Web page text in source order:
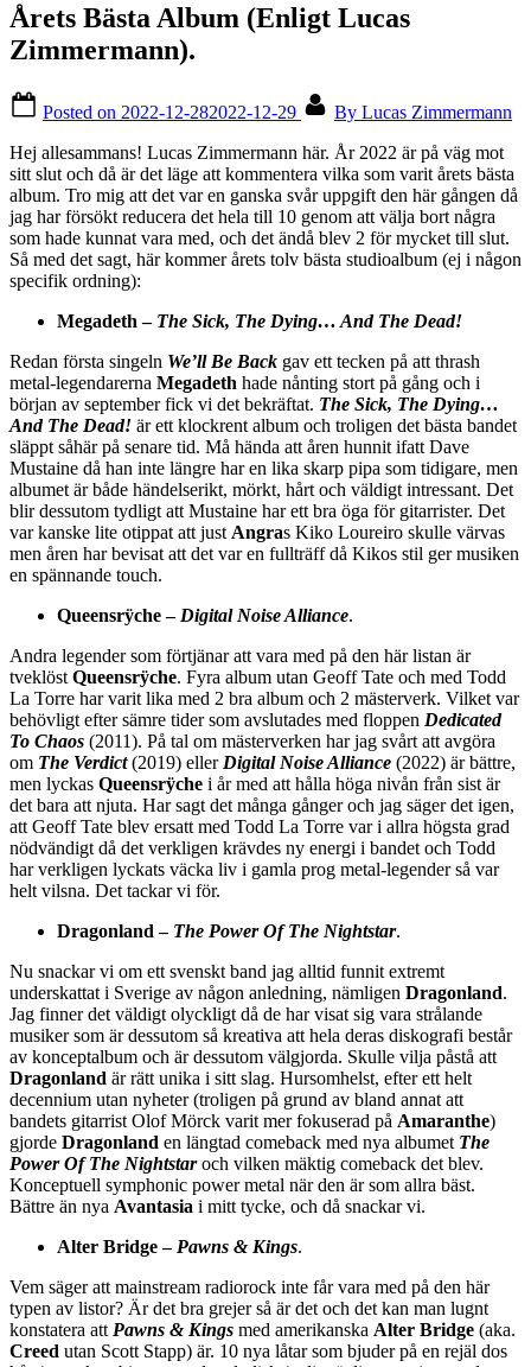
Årets Bästa Album (Enligt Lucas
Zimmermann).
Posted on 2022-12-282022-12-29 By Lucas Zimmermann
Hej allesammans! Lucas Zimmermann här. År 2022 är på väg mot
sitt slut och då är det läge att kommentera vilka som varit årets bästa
album. Tro mig att det var en ganska svår uppgift den här gången då
jag har försökt reducera det hela till 10 genom att välja bort några
som hade kunnat vara med, och det ändå blev 2 för mycket till slut.
Så med det sagt, här kommer årets tolv bästa studioalbum (ej i någon
specifik ordning):
Megadeth – The Sick, The Dying… And The Dead!
Redan första singeln We’ll Be Back gav ett tecken på att thrash
metal-legendarerna Megadeth hade nånting stort på gång och i
början av september fick vi det bekräftat. The Sick, The Dying…
And The Dead! är ett klockrent album och troligen det bästa bandet
släppt såhär på senare tid. Må hända att åren hunnit ifatt Dave
Mustaine då han inte längre har en lika skarp pipa som tidigare, men
albumet är både händelserikt, mörkt, hårt och väldigt intressant. Det
blir dessutom tydligt att Mustaine har ett bra öga för gitarrister. Det
var kanske lite otippat att just Angras Kiko Loureiro skulle värvas
men åren har bevisat att det var en fullträff då Kikos stil ger musiken
en spännande touch.
Queensrÿche – Digital Noise Alliance.
Andra legender som förtjänar att vara med på den här listan är
tveklöst Queensrÿche. Fyra album utan Geoff Tate och med Todd
La Torre har varit lika med 2 bra album och 2 mästerverk. Vilket var
behövligt efter sämre tider som avslutades med floppen Dedicated
To Chaos (2011). På tal om mästerverken har jag svårt att avgöra
om The Verdict(2019) eller Digital Noise Alliance (2022) är bättre,
men lyckas Queensrÿche i år med att hålla höga nivån från sist är
det bara att njuta. Har sagt det många gånger och jag säger det igen,
att Geoff Tate blev ersatt med Todd La Torre var i allra högsta grad
nödvändigt då det verkligen krävdes ny energi i bandet och Todd
har verkligen lyckats väcka liv i gamla prog metal-legender så var
helt vilsna. Det tackar vi för.
Dragonland – The Power Of The Nightstar.
Nu snackar vi om ett svenskt band jag alltid funnit extremt
underskattat i Sverige av någon anledning, nämligen Dragonland.
Jag finner det väldigt olyckligt då de har visat sig vara strålande
musiker som är dessutom så kreativa att hela deras diskografi består
av konceptalbum och är dessutom välgjorda. Skulle vilja påstå att
Dragonland är rätt unika i sitt slag. Hursomhelst, efter ett helt
decennium utan nyheter (troligen på grund av bland annat att
bandets gitarrist Olof Mörck varit mer fokuserad på Amaranthe)
gjorde Dragonland en längtad comeback med nya albumet The
Power Of The Nightstaroch vilken mäktig comeback det blev.
Konceptuell symphonic power metal när den är som allra bäst.
Bättre än nya Avantasia i mitt tycke, och då snackar vi.
Alter Bridge – Pawns & Kings.
Vem säger att mainstream radiorock inte får vara med på den här
typen av listor? Är det bra grejer så är det och det kan man lugnt
konstatera att Pawns & Kings med amerikanska Alter Bridge (aka.
Creed utan Scott Stapp) är. 10 nya låtar som bjuder på en rejäl dos